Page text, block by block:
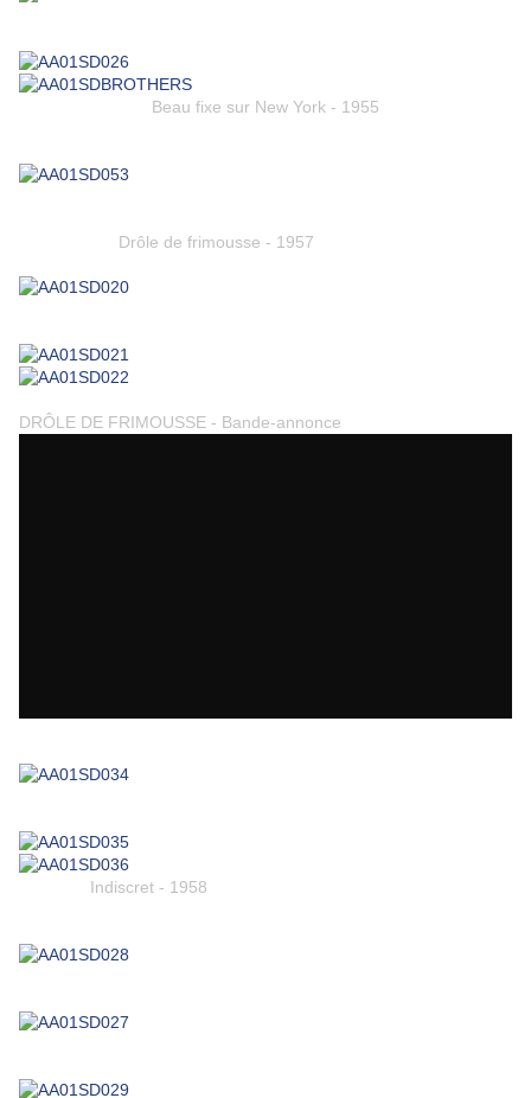
Beau fixe sur New York - 1955
Drôle de frimousse - 1957
DRÔLE DE FRIMOUSSE - Bande-annonce
Indiscret - 1958